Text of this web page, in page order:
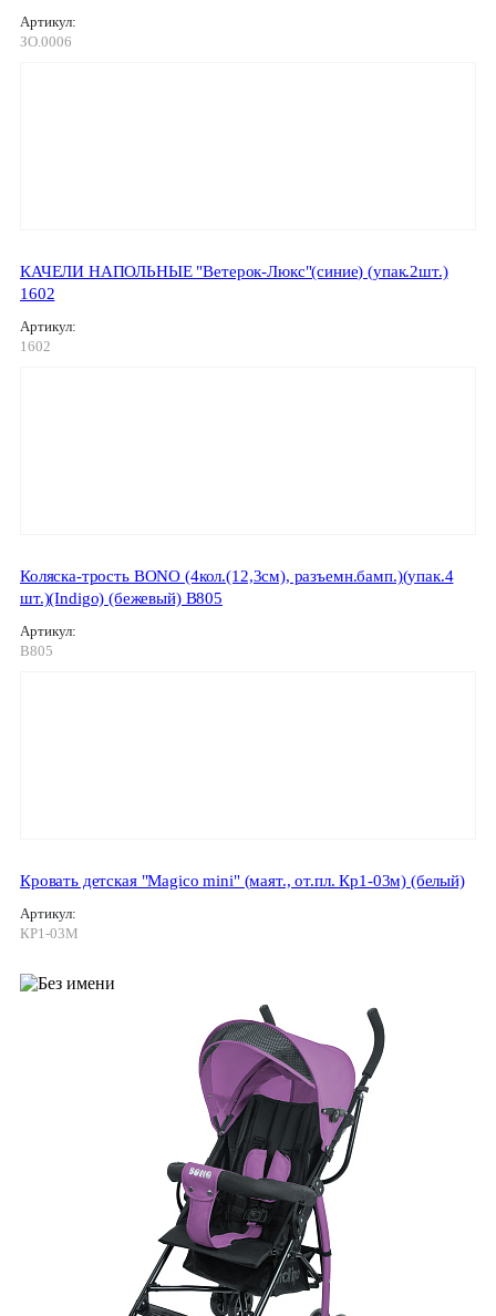
Артикул:
ЗО.0006
КАЧЕЛИ НАПОЛЬНЫЕ "Ветерок-Люкс"(синие) (упак.2шт.)
1602
Артикул:
1602
Коляска-трость BONO (4кол.(12,3см), разъемн.бамп.)(упак.4
шт.)(Indigo) (бежевый) B805
Артикул:
B805
Кровать детская "Magico mini" (маят., от.пл. Кр1-03м) (белый)
Артикул:
КР1-03М